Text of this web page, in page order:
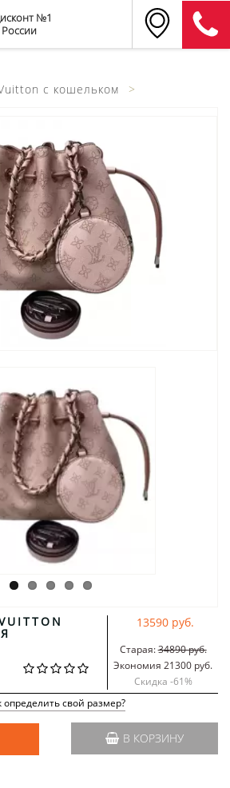
№1
России
с кошельком
13590 руб.
Старая:34890 руб.
Экономия 21300 руб.
Скидка -61%
определить свой размер?
В КОРЗИНУ